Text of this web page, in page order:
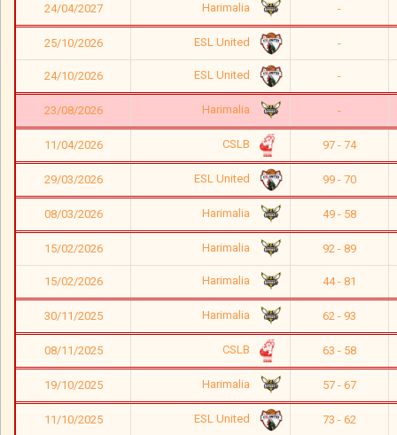
24/04/2027 Harimalia -
25/10/2026 ESL United -
24/10/2026 ESL United -
23/08/2026 Harimalia -
11/04/2026 CSLB 97 - 74
29/03/2026 ESL United 99 - 70
08/03/2026 Harimalia 49 - 58
15/02/2026 Harimalia 92 - 89
15/02/2026 Harimalia 44 - 81
30/11/2025 Harimalia 62 - 93
08/11/2025 CSLB 63 - 58
19/10/2025 Harimalia 57 - 67
11/10/2025 ESL United 73 - 62